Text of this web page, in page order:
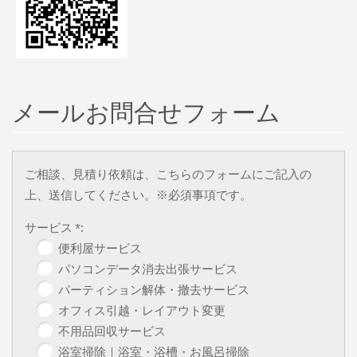
メールお問合せフォーム
ご相談、見積り依頼は、こちらのフォームにご記入の
上、送信してください。※必須事項です。
サービス *:
便利屋サービス
パソコンデータ消去出張サービス
パーティション解体・撤去サービス
オフィス引越・レイアウト変更
不用品回収サービス
浴室掃除｜浴室・浴槽・お風呂掃除